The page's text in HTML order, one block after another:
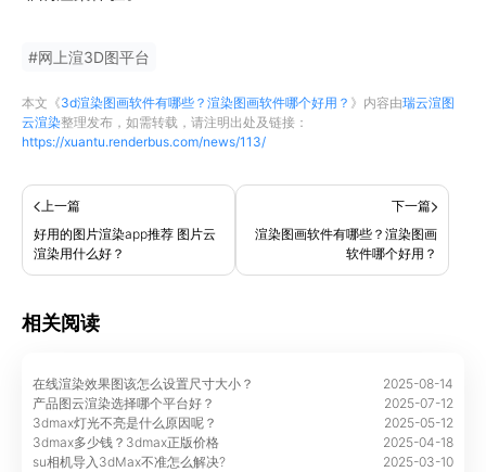
#网上渲3D图平台
本文《3d渲染图画软件有哪些？渲染图画软件哪个好用？ 》内容由瑞云渲图
云渲染整理发布，如需转载，请注明出处及链接：
https://xuantu.renderbus.com/news/113/
上一篇
好用的图片渲染app推荐 图片云
渲染用什么好？
下一篇
渲染图画软件有哪些？渲染图画
软件哪个好用？
相关阅读
在线渲染效果图该怎么设置尺寸大小？
2025-08-14
产品图云渲染选择哪个平台好？
2025-07-12
3dmax灯光不亮是什么原因呢？
2025-05-12
3dmax多少钱？3dmax正版价格
2025-04-18
su相机导入3dMax不准怎么解决?
2025-03-10